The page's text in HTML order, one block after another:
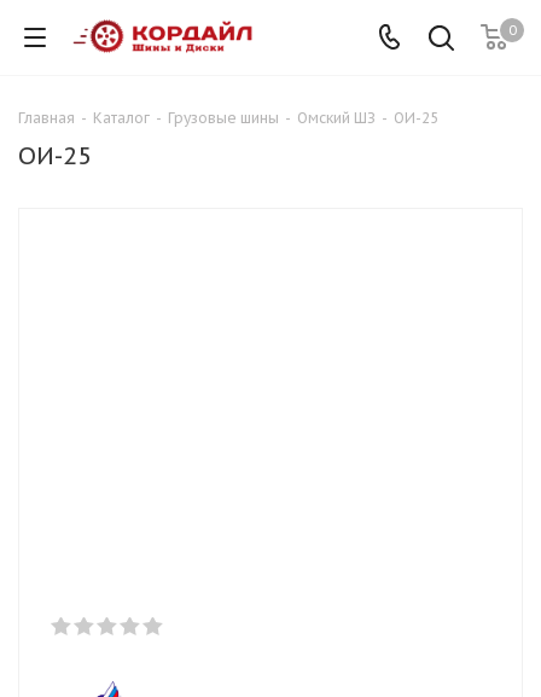
0
Главная - Каталог - Грузовые шины - Омский ШЗ - ОИ-25
ОИ-25